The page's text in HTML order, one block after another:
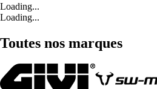
Loading...
Loading...
Toutes nos marques